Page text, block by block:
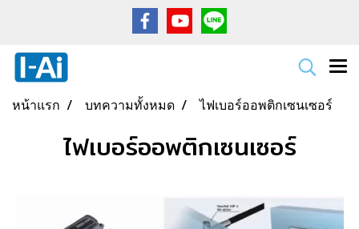
หน้าแรก บทความทั้งหมด ไฟเบอร์ออพติกเซนเซอร์
ไฟเบอร์ออพติกเซนเซอร์